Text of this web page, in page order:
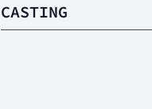
CASTING